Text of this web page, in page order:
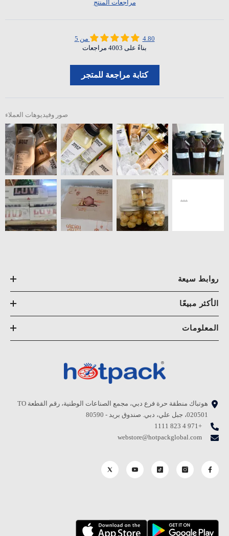
مراجعات المنتج
4.80 من 5
بناءً على 4003 مراجعات
كتابة مراجعة للمتجر
صور وفيديوهات العملاء
روابط سيعة
الأكثر مبيعًا
المعلومات
هوتباك منطقة حرة فرع دبي، مجمع الصناعات الوطنية، رقم القطعة TO
020501، جبل علي، دبي. صندوق بريد - 80590
+971 4 823 1111
webstore@hotpackglobal.com